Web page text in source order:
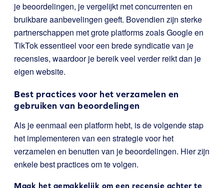
je beoordelingen, je vergelijkt met concurrenten en
bruikbare aanbevelingen geeft. Bovendien zijn sterke
partnerschappen met grote platforms zoals Google en
TikTok essentieel voor een brede syndicatie van je
recensies, waardoor je bereik veel verder reikt dan je
eigen website.
Best practices voor het verzamelen en
gebruiken van beoordelingen
Als je eenmaal een platform hebt, is de volgende stap
het implementeren van een strategie voor het
verzamelen en benutten van je beoordelingen. Hier zijn
enkele best practices om te volgen.
Maak het gemakkelijk om een recensie achter te